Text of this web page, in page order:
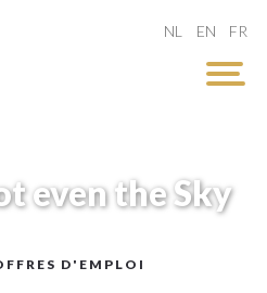
NL EN FR
even the Sky
D'EMPLOI